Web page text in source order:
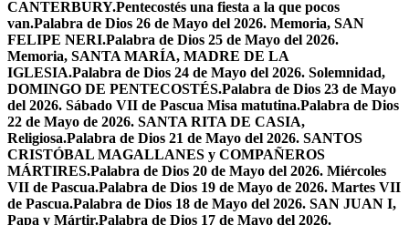
CANTERBURY.Pentecostés una fiesta a la que pocos
van.Palabra de Dios 26 de Mayo del 2026. Memoria, SAN
FELIPE NERI.Palabra de Dios 25 de Mayo del 2026.
Memoria, SANTA MARÍA, MADRE DE LA
IGLESIA.Palabra de Dios 24 de Mayo del 2026. Solemnidad,
DOMINGO DE PENTECOSTÉS.Palabra de Dios 23 de Mayo
del 2026. Sábado VII de Pascua Misa matutina.Palabra de Dios
22 de Mayo de 2026. SANTA RITA DE CASIA,
Religiosa.Palabra de Dios 21 de Mayo del 2026. SANTOS
CRISTÓBAL MAGALLANES y COMPAÑEROS
MÁRTIRES.Palabra de Dios 20 de Mayo del 2026. Miércoles
VII de Pascua.Palabra de Dios 19 de Mayo de 2026. Martes VII
de Pascua.Palabra de Dios 18 de Mayo del 2026. SAN JUAN I,
Papa y Mártir.Palabra de Dios 17 de Mayo del 2026.